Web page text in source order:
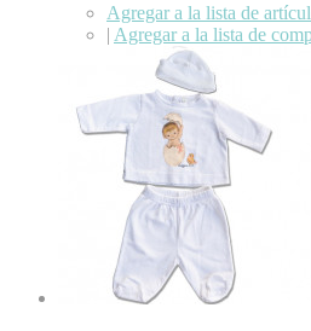
Agregar a la lista de
| Agregar a la lista de